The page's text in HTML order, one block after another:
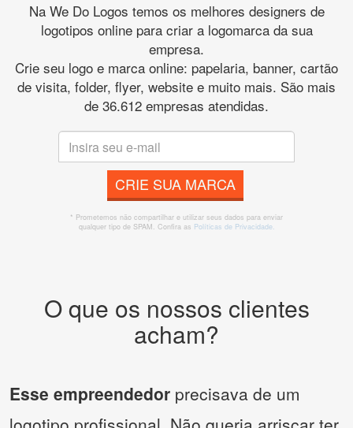
Na We Do Logos temos os melhores designers de
logotipos online para criar a logomarca da sua
empresa.
Crie seu logo e marca online: papelaria, banner, cartão
de visita, folder, flyer, website e muito mais. São mais
de 36.612 empresas atendidas.
CRIE SUA MARCA
* Prometemos não compartilhar e utilizar seus dados para enviar
qualquer tipo de SPAM. Confira as Políticas de Privacidade.
O que os nossos clientes
acham?
Esse empreendedor precisava de um